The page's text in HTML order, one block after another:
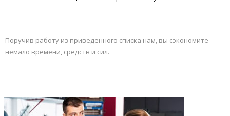
Поручив работу из приведенного списка нам, вы сэкономите
немало времени, средств и сил.